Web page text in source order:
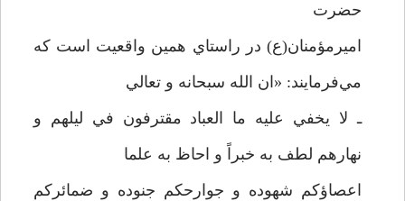
حضرت
اميرمؤمنان(ع) در راستاي همين واقعيت است که
مي‌فرمايند: «ان الله سبحانه و تعالي
ـ لا يخفي عليه ما العباد مقترفون في ليلهم و
نهارهم لطف به خبراً و احاظ به علما
اعصاؤکم شهوده و جوارحکم جنوده و ضمائرکم